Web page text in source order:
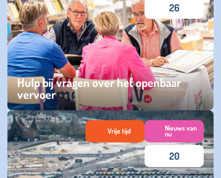
Hulp bij vragen over het openbaar
vervoer
vrijdag 31 januari 2025
26
Vrije tijd Nieuws van
nu
20